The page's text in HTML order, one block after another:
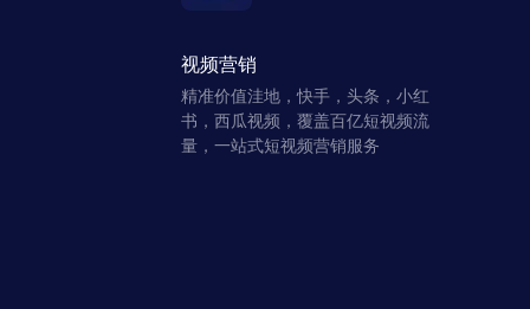
视频营销
精准价值洼地，快手，头条，小红
书，西瓜视频，覆盖百亿短视频流
量，一站式短视频营销服务